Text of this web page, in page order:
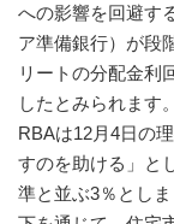
への影響を回避す
ア準備銀行）が段
リートの分配金利
したとみられます。
RBAは12月4日の
すのを助ける」と
準と並ぶ3％とし